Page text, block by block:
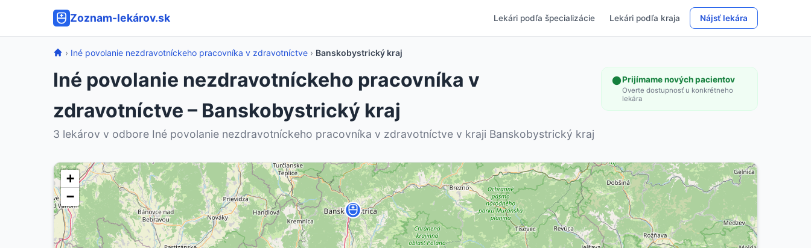
Zoznam-lekárov.sk Lekári podľa špecializácie Lekári podľa kraja Nájsť lekára
› Iné povolanie nezdravotníckeho pracovníka v zdravotníctve › Banskobystrický kraj
Iné povolanie nezdravotníckeho pracovníka v
zdravotníctve – Banskobystrický kraj
3 lekárov v odbore Iné povolanie nezdravotníckeho pracovníka v zdravotníctve v kraji Banskobystrický kraj
Prijímame nových pacientov
Overte dostupnosť u konkrétneho
lekára
+
−